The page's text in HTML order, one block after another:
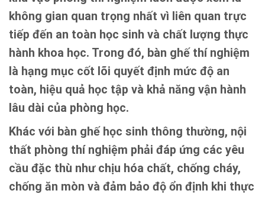
không gian quan trọng nhất vì liên quan trực
tiếp đến an toàn học sinh và chất lượng thực
hành khoa học. Trong đó, bàn ghế thí nghiệm
là hạng mục cốt lõi quyết định mức độ an
toàn, hiệu quả học tập và khả năng vận hành
lâu dài của phòng học.
Khác với bàn ghế học sinh thông thường, nội
thất phòng thí nghiệm phải đáp ứng các yêu
cầu đặc thù như chịu hóa chất, chống cháy,
chống ăn mòn và đảm bảo độ ổn định khi thực